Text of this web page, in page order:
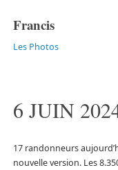
Francis
Les Photos
6 JUIN
17 randonneurs
nouvelle version. Les